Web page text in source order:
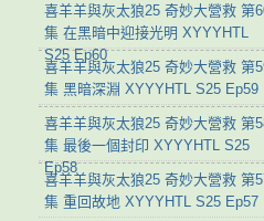
喜羊羊與灰太狼25 奇妙大營救 第
集 在黑暗中迎接光明 XYYYHTL
S25 Ep60
喜羊羊與灰太狼25 奇妙大營救 第
集 黑暗深淵 XYYYHTL S25 Ep59
喜羊羊與灰太狼25 奇妙大營救 第
集 最後一個封印 XYYYHTL S25
Ep58
喜羊羊與灰太狼25 奇妙大營救 第
集 重回故地 XYYYHTL S25 Ep57